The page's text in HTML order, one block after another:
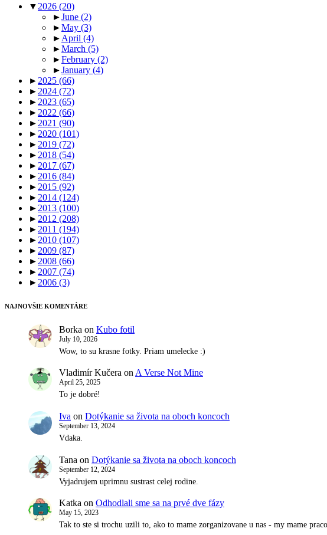
▼ 2026 (20)
►June (2)
►May (3)
► April (4)
►March (5)
►February (2)
►January (4)
► 2025 (66)
► 2024 (72)
► 2023 (65)
► 2022 (66)
► 2021 (90)
► 2020 (101)
► 2019 (72)
► 2018 (54)
► 2017 (67)
► 2016 (84)
► 2015 (92)
► 2014 (124)
► 2013 (100)
► 2012 (208)
► 2011 (194)
► 2010 (107)
► 2009 (87)
► 2008 (66)
► 2007 (74)
► 2006 (3)
NAJNOVŠIE KOMENTÁRE
Borka on Kubo fotil
July 10, 2026
Wow, to su krasne fotky. Priam umelecke :)
Vladimír Kučera on A Verse Not Mine
April 25, 2025
To je dobré!
Iva on Dotýkanie sa života na oboch koncoch
September 13, 2024
Vdaka.
Tana on Dotýkanie sa života na oboch koncoch
September 12, 2024
Vyjadrujem uprimnu sustrast celej rodine.
Katka on Odhodlali sme sa na prvé dve fázy
May 15, 2023
Tak to ste si trochu uzili to, ako to mame zorganizovane u nas - my mame